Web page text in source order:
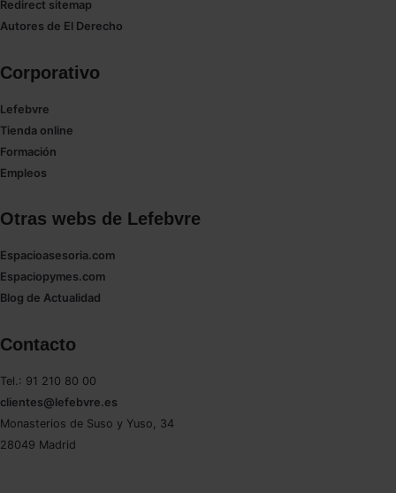
las que sean indispensables para la navegación.
Redirect sitemap
Autores de El Derecho
Corporativo
Lefebvre
Tienda online
Formación
Empleos
Otras webs de Lefebvre
Espacioasesoria.com
Espaciopymes.com
Blog de Actualidad
Contacto
Tel.: 91 210 80 00
clientes@lefebvre.es
Monasterios de Suso y Yuso, 34
28049 Madrid